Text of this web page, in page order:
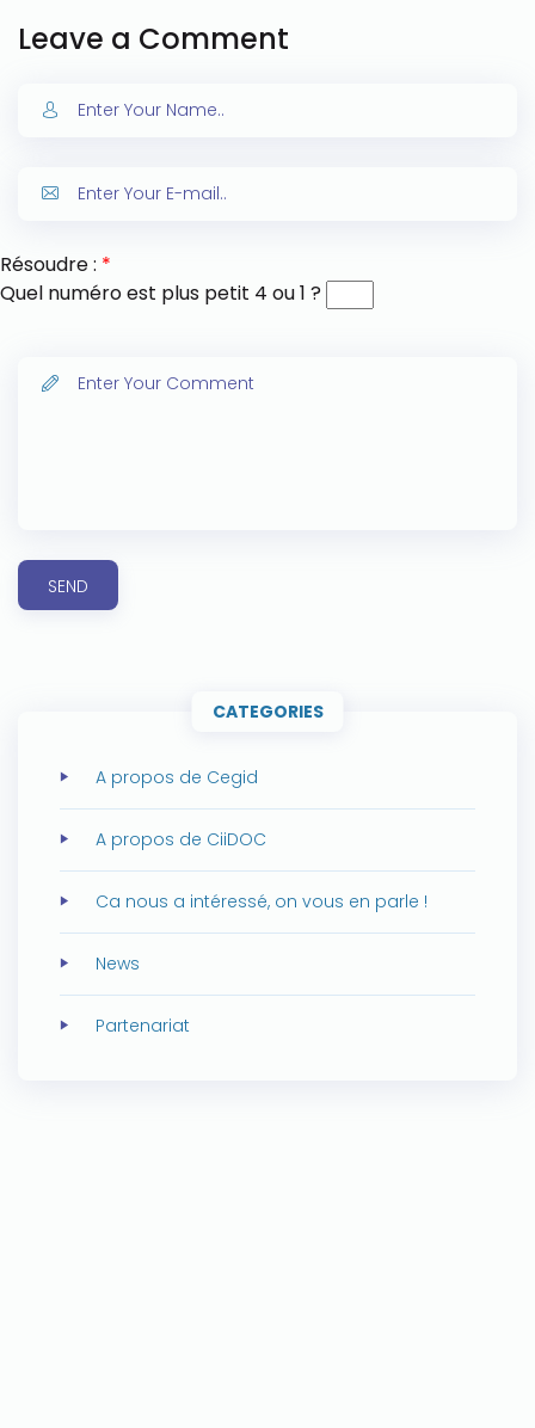
Leave a Comment
Résoudre : *
Quel numéro est plus petit 4 ou 1 ?
SEND
CATEGORIES
A propos de Cegid
A propos de CiiDOC
Ca nous a intéressé, on vous en parle !
News
Partenariat